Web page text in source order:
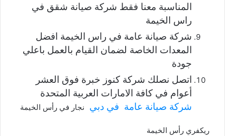
المناسبة معنا فقط شركة صيانة شقق في
راس الخيمة
شركة صيانة عامة في راس الخيمة افضل
المعدات الخاصة لضمان القيام بالعمل باعلي
جودة
اتصل نصلك شركة كنوز خبرة فوق العشر
أعوام في كافة الامارات العربية المتحدة
شركة صيانة عامة في دبي
نجار في رأس الخيمة
ريكفري رأس الخيمة